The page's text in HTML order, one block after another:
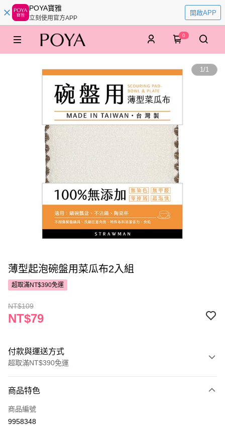
POYA寶雅
立刻使用官方APP
開啟APP
0
1/1
薄型起泡碗盤用菜瓜布2入組
超取滿NT$390免運
NT$109
NT$79
付款與運送方式
超取滿NT$390免運
POYA支付
信用卡一次付款
商品特色
商品編號
9958348